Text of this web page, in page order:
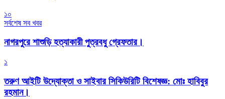
১০
সর্বশেষ সব খবর
নাগরপুরে শাশুড়ি হত্যাকারী পুত্রবধু গ্রেফতার।
১
তরুণ আইটি উদ্যোক্তা ও সাইবার সিকিউরিটি বিশেষজ্ঞ: মোঃ হাবিবুর
রহমান।